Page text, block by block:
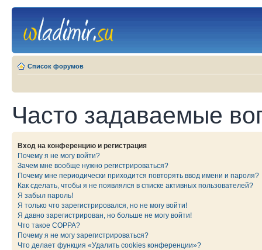
Список форумов
Часто задаваемые
Вход на конференцию и регистрация
Почему я не могу войти?
Зачем мне вообще нужно регистрироваться?
Почему мне периодически приходится повторять ввод имени и пароля?
Как сделать, чтобы я не появлялся в списке активных пользователей?
Я забыл пароль!
Я только что зарегистрировался, но не могу войти!
Я давно зарегистрирован, но больше не могу войти!
Что такое COPPA?
Почему я не могу зарегистрироваться?
Что делает функция «Удалить cookies конференции»?